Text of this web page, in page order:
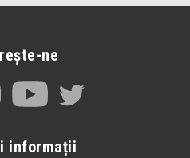
ne
informații